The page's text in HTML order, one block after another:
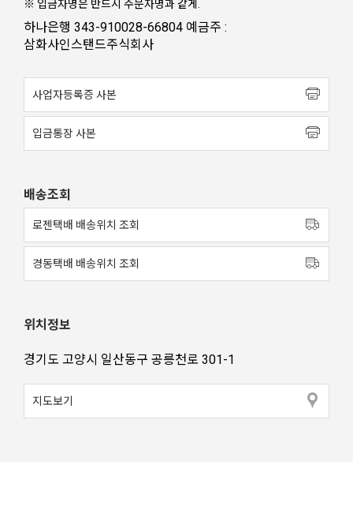
※ 입금자명은 반드시 주문자명과 같게.
하나은행 343-910028-66804 예금주 :
삼화사인스탠드주식회사
사업자등록증 사본
입금통장 사본
배송조회
로젠택배 배송위치 조회
경동택배 배송위치 조회
위치정보
경기도 고양시 일산동구 공릉천로 301-1
지도보기